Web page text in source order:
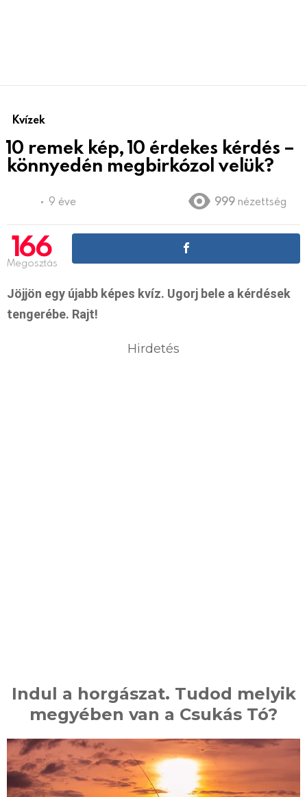
Kvízek
10 remek kép, 10 érdekes kérdés –
könnyedén megbirkózol velük?
9 éve 999 nézettség
166
Megosztás
Jöjjön egy újabb képes kvíz. Ugorj bele a kérdések
tengerébe. Rajt!
Hirdetés
Indul a horgászat. Tudod melyik
megyében van a Csukás Tó?